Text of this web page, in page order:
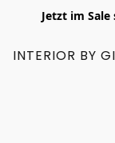
Jetzt im
INTERIOR BY